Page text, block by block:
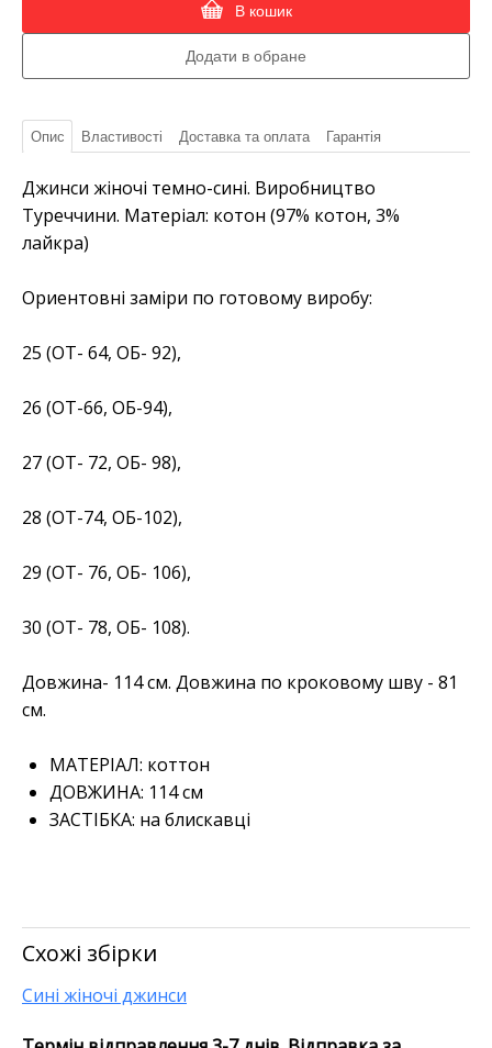
В кошик
Опис Властивості Доставка та оплата Гарантія
Джинси жіночі темно-сині. Виробництво
Туреччини. Матеріал: котон (97% котон, 3%
лайкра)
Ориентовні заміри по готовому виробу:
25 (ОТ- 64, ОБ- 92),
26 (ОТ-66, ОБ-94),
27 (ОТ- 72, ОБ- 98),
28 (ОТ-74, ОБ-102),
29 (ОТ- 76, ОБ- 106),
30 (ОТ- 78, ОБ- 108).
Довжина- 114 см. Довжина по кроковому шву - 81
см.
МАТЕРІАЛ: коттон
ДОВЖИНА: 114 см
ЗАСТІБКА: на блискавці
Схожі збірки
Сині жіночі джинси